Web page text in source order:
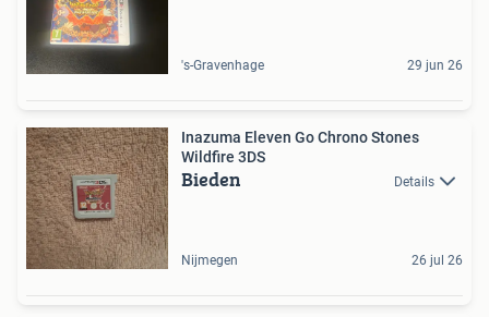
's-Gravenhage 29 jun 26
Inazuma Eleven Go Chrono Stones
Wildfire 3DS
Bieden Details
Nijmegen 26 jul 26